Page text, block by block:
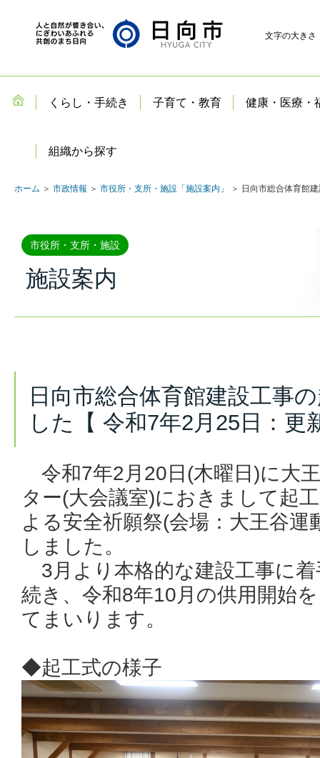
文字の大きさ
くらし・手続き 子育て・教育 健康・医療・
組織から探す
ホーム ＞ 市政情報 ＞ 市役所・支所・施設「施設案内」 ＞ 日向市総合体育館
市役所・支所・施設
施設案内
日向市総合体育館建設工事
した【 令和7年2月25日：更
令和7年2月20日(木曜日)に大
ター(大会議室)におきまして起
よる安全祈願祭(会場：大王谷運
しました。
3月より本格的な建設工事に
続き、令和8年10月の供用開始
てまいります。
◆起工式の様子